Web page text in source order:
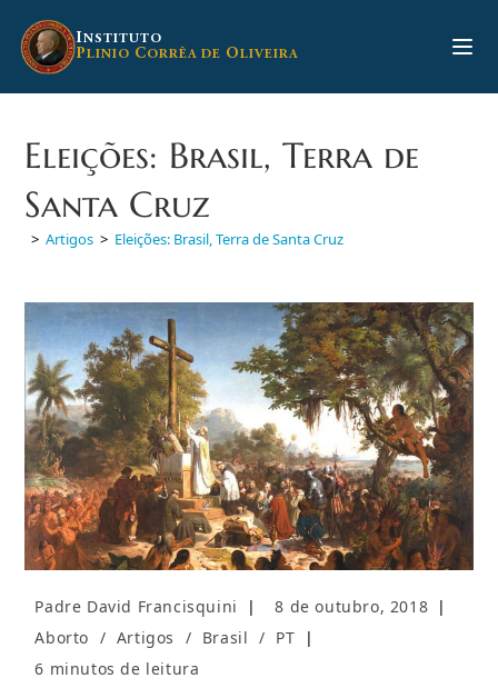
para
INSTITUTO
PLINIO CORRÊA DE OLIVEIRA
Eleições: Brasil, Terra de
Santa Cruz
> Artigos > Eleições: Brasil, Terra de Santa Cruz
Autor
post:
Padre David Francisquini
Post
8 de outubro, 2018
Categoria
post:
Aborto / Artigos / Brasil / PT
Tempo
6 minutos de leitura